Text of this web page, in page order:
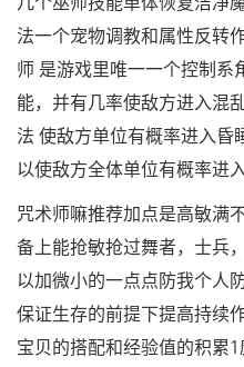
法一个宠物调教和属性反转
师 是游戏里唯一一个控制系
能，并有几率使敌方进入混
法 使敌方单位有概率进入昏
以使敌方全体单位有概率进
咒术师嘛推荐加点是高敏满
备上能抢敏抢过舞者，士兵
以加微小的一点点防我个人
保证生存的前提下提高持续
宝贝的搭配和经验值的积累